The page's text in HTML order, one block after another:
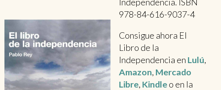
978-84-616-9037-4
Consigue ahora El
Libro de la
Independencia en Lulú,
Amazon, Mercado
Libre, Kindleo en la